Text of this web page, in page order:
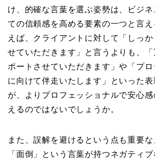
け、的確な言葉を選ぶ姿勢は、ビジネ
ての信頼感を高める要素の一つと言え
えば、クライアントに対して「しっか
せていただきます」と言うよりも、
ポートさせていただきます」や「プ
に向けて伴走いたします」といった
が、よりプロフェッショナルで安心
えるのではないでしょうか。
また、誤解を避けるという点も重要な
「面倒」という言葉が持つネガティ